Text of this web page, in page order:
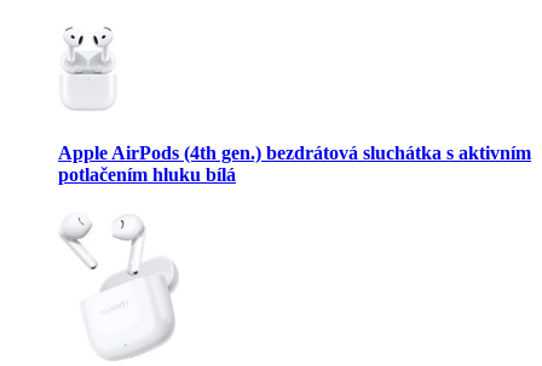
Apple AirPods (4th gen.) bezdrátová sluchátka s aktivním
potlačením hluku bílá